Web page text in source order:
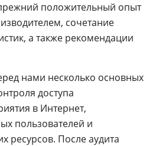
положительный опыт
сочетание
а также рекомендации
нами несколько основных
доступа
в Интернет,
пользователей и
ресурсов. После аудита